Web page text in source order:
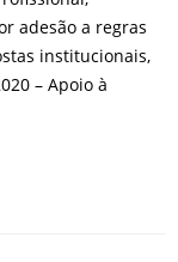
adesão a regras
institucionais,
– Apoio à